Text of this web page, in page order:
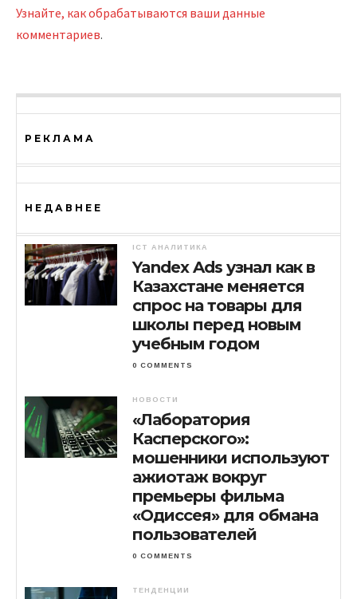
Узнайте, как обрабатываются ваши данные
комментариев.
РЕКЛАМА
НЕДАВНЕЕ
ICT АНАЛИТИКА
Yandex Ads узнал как в
Казахстане меняется
спрос на товары для
школы перед новым
учебным годом
0 COMMENTS
НОВОСТИ
«Лаборатория
Касперского»:
мошенники используют
ажиотаж вокруг
премьеры фильма
«Одиссея» для обмана
пользователей
0 COMMENTS
ТЕНДЕНЦИИ